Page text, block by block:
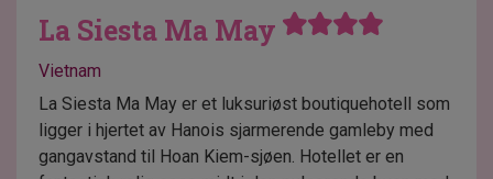
La Siesta Ma May
Vietnam
La Siesta Ma May er et luksuriøst boutiquehotell som
ligger i hjertet av Hanois sjarmerende gamleby med
gangavstand til Hoan Kiem-sjøen. Hotellet er en